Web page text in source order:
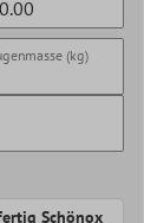
(kg)
Schönox